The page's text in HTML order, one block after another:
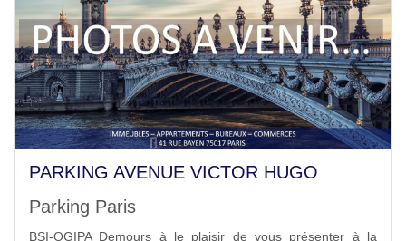
PARKING AVENUE VICTOR HUGO
Parking Paris
BSI-OGIPA Demours à le plaisir de vous présenter à la